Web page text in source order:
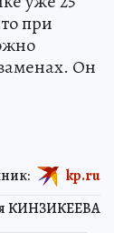
при
Он
КИНЗИКЕЕВА
kp.ru